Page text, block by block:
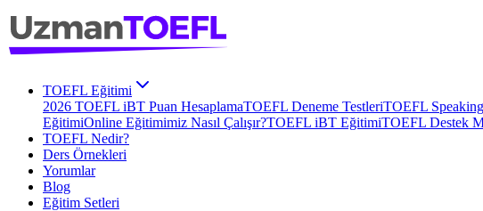
TOEFL Eğitimi
2026 TOEFL iBT Puan HesaplamaTOEFL Deneme TestleriTOEFL
EğitimiOnline Eğitimimiz Nasıl Çalışır?TOEFL iBT EğitimiTOEFL Destek
TOEFL Nedir?
Ders Örnekleri
Yorumlar
Blog
Eğitim Setleri